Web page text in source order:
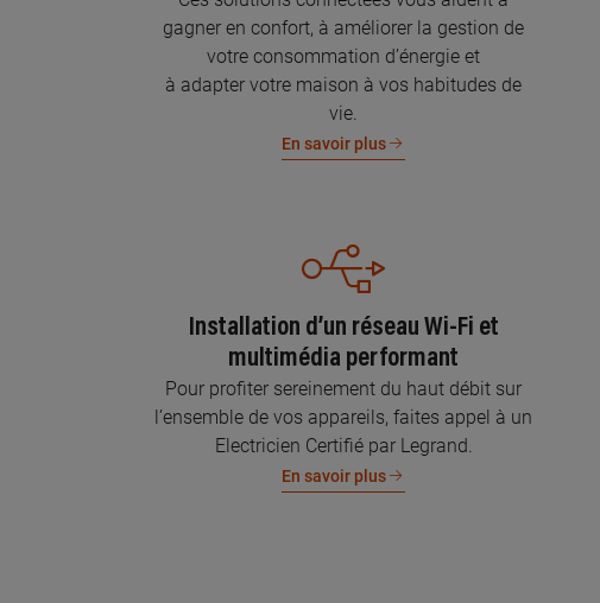
gagner en confort, à améliorer la gestion de
votre consommation d’énergie et
à adapter votre maison à vos habitudes de
vie.
En savoir plus
Installation d’un réseau Wi-Fi et
multimédia performant
Pour profiter sereinement du haut débit sur
l’ensemble de vos appareils, faites appel à un
Electricien Certifié par Legrand.
En savoir plus